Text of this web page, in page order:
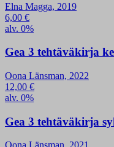
Elna Magga, 2019
6,00 €
alv. 0%
Gea 3 tehtäväkirja
Oona Länsman, 2022
12,00 €
alv. 0%
Gea 3 tehtäväkirja